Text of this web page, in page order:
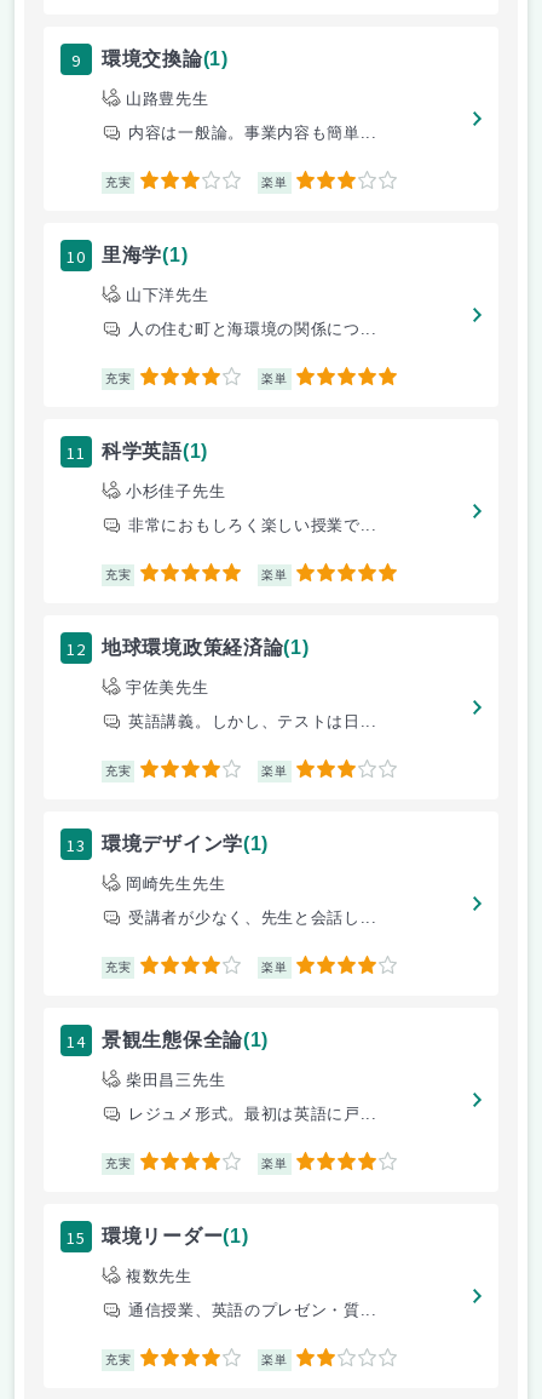
9 環境交換論(1)
山路豊先生
内容は一般論。事業内容も簡単...
充実 3 楽単 3
10 里海学(1)
山下洋先生
人の住む町と海環境の関係につ...
充実 4 楽単 5
11 科学英語(1)
小杉佳子先生
非常におもしろく楽しい授業で...
充実 5 楽単 5
12 地球環境政策経済論(1)
宇佐美先生
英語講義。しかし、テストは日...
充実 4 楽単 3
13 環境デザイン学(1)
岡崎先生先生
受講者が少なく、先生と会話し...
充実 4 楽単 4
14 景観生態保全論(1)
柴田昌三先生
レジュメ形式。最初は英語に戸...
充実 4 楽単 4
15 環境リーダー(1)
複数先生
通信授業、英語のプレゼン・質...
充実 4 楽単 2